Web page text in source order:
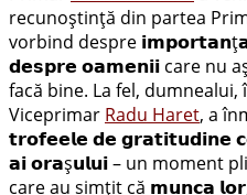
recunoștință din partea
vorbind despre 𝗶𝗺𝗽𝗼𝗿𝘁𝗮𝗻ț𝗮
𝗱𝗲𝘀𝗽𝗿𝗲 𝗼𝗮𝗺𝗲𝗻𝗶𝗶 care nu
facă bine. La fel,
Viceprimar Radu Haret, a
𝘁𝗿𝗼𝗳𝗲𝗲𝗹𝗲 𝗱𝗲 𝗴𝗿𝗮𝘁𝗶𝘁𝘂𝗱𝗶𝗻𝗲
𝗮𝗶 𝗼𝗿𝗮ș𝘂𝗹𝘂𝗶 – un moment
care au simțit că 𝗺𝘂𝗻𝗰𝗮